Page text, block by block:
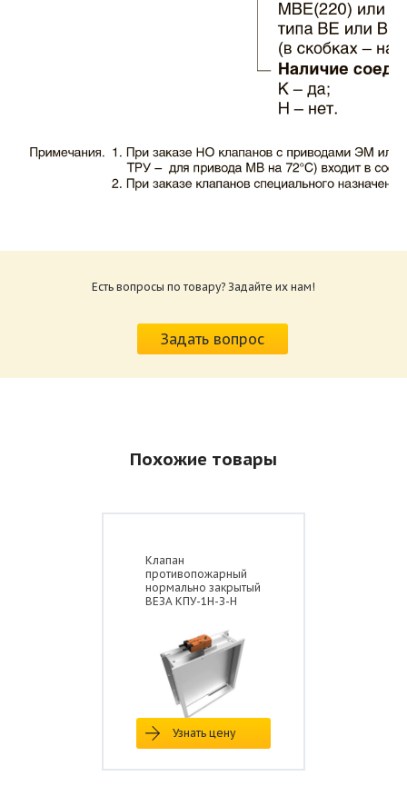
ВИНГС-М КЛОП-1.pdf
приводов КЛОП-1.pdf
Размер: 520.36 Кб
Есть вопросы по товару? Задайте их нам!
Задать вопрос
Похожие товары
Клапан
противопожарный
нормально закрытый
ВЕЗА КПУ-1Н-З-Н
Узнать цену